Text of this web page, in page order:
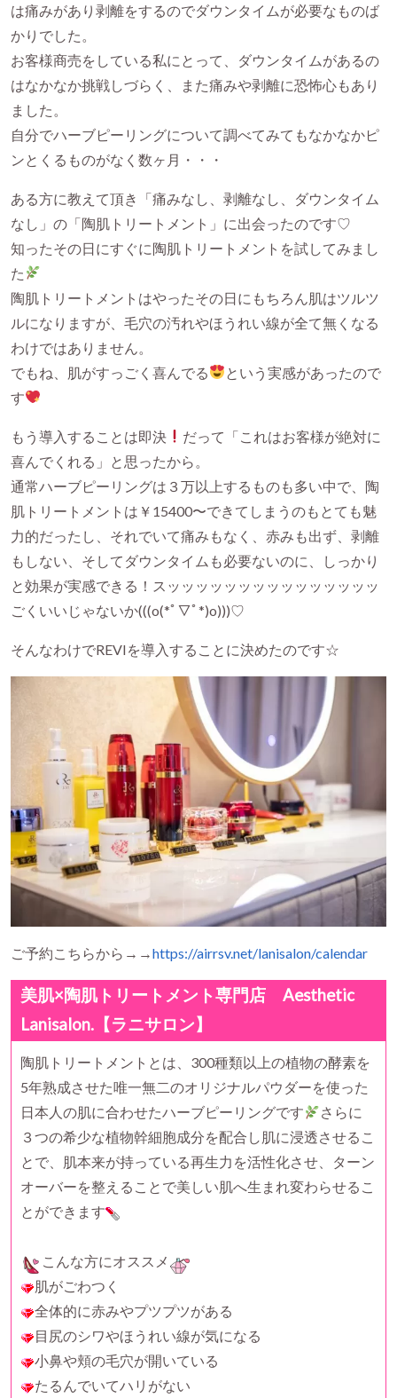
は痛みがあり剥離をするのでダウンタイムが必要なものば
かりでした。
お客様商売をしている私にとって、ダウンタイムがあるの
はなかなか挑戦しづらく、また痛みや剥離に恐怖心もあり
ました。
自分でハーブピーリングについて調べてみてもなかなかピ
ンとくるものがなく数ヶ月・・・
ある方に教えて頂き「痛みなし、剥離なし、ダウンタイム
なし」の「陶肌トリートメント」に出会ったのです♡
知ったその日にすぐに陶肌トリートメントを試してみまし
た
陶肌トリートメントはやったその日にもちろん肌はツルツ
ルになりますが、毛穴の汚れやほうれい線が全て無くなる
わけではありません。
でもね、肌がすっごく喜んでる
という実感があったので
す
もう導入することは即決
だって「これはお客様が絶対に
喜んでくれる」と思ったから。
通常ハーブピーリングは３万以上するものも多い中で、陶
肌トリートメントは￥15400〜できてしまうのもとても魅
力的だったし、それでいて痛みもなく、赤みも出ず、剥離
もしない、そしてダウンタイムも必要ないのに、しっかり
と効果が実感できる！スッッッッッッッッッッッッッッッ
ごくいいじゃないか(((o(*ﾟ▽ﾟ*)o)))♡
そんなわけでREVIを導入することに決めたのです☆
ご予約こちらから→→https://airrsv.net/lanisalon/calendar
美肌×陶肌トリートメント専門店 Aesthetic
Lanisalon.【ラニサロン】
陶肌トリートメントとは、300種類以上の植物の酵素を
5年熟成させた唯一無二のオリジナルパウダーを使った
日本人の肌に合わせたハーブピーリングです
さらに
３つの希少な植物幹細胞成分を配合し肌に浸透させるこ
とで、肌本来が持っている再生力を活性化させ、ターン
オーバーを整えることで美しい肌へ生まれ変わらせるこ
とができます
こんな方にオススメ
肌がごわつく
全体的に赤みやプツプツがある
目尻のシワやほうれい線が気になる
小鼻や頬の毛穴が開いている
たるんでいてハリがない